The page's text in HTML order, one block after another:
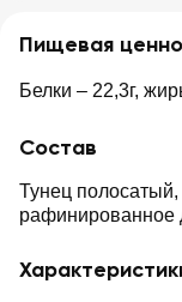
Пищевая
Белки – 22,3г,
Состав
Тунец
рафинированное